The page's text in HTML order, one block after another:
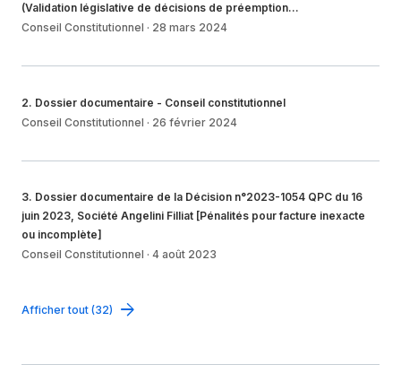
(Validation législative de décisions de préemption…
Conseil Constitutionnel · 28 mars 2024
2. Dossier documentaire - Conseil constitutionnel
Conseil Constitutionnel · 26 février 2024
3. Dossier documentaire de la Décision n°2023-1054 QPC du 16
juin 2023, Société Angelini Filliat [Pénalités pour facture inexacte
ou incomplète]
Conseil Constitutionnel · 4 août 2023
Afficher tout (32)